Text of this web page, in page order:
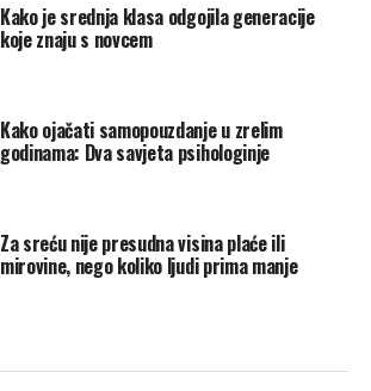
Kako je srednja klasa odgojila generacije
koje znaju s novcem
Kako ojačati samopouzdanje u zrelim
godinama: Dva savjeta psihologinje
Za sreću nije presudna visina plaće ili
mirovine, nego koliko ljudi prima manje